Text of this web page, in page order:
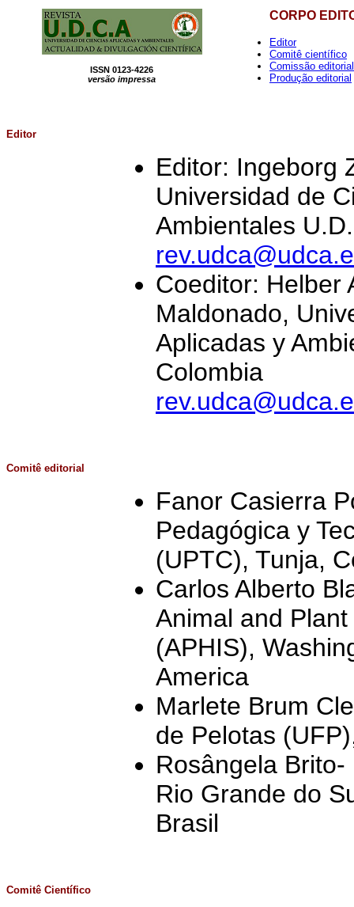
ISSN 0123-4226
versão impressa
CORPO
Editor
Comitê científico
Comissão editorial
Produção editorial
Editor
Editor: Ingeborg
Universidad de
Ambientales
Coeditor: Helber
Maldonado,
Aplicadas y
Colombia
Comitê editorial
Fanor Casierra
Pedagógica y
(UPTC), Tunja,
Carlos Alberto
Animal and
(APHIS),
America
Marlete Brum
de Pelotas
Rosângela
Rio Grande do
Brasil
Comitê Científico